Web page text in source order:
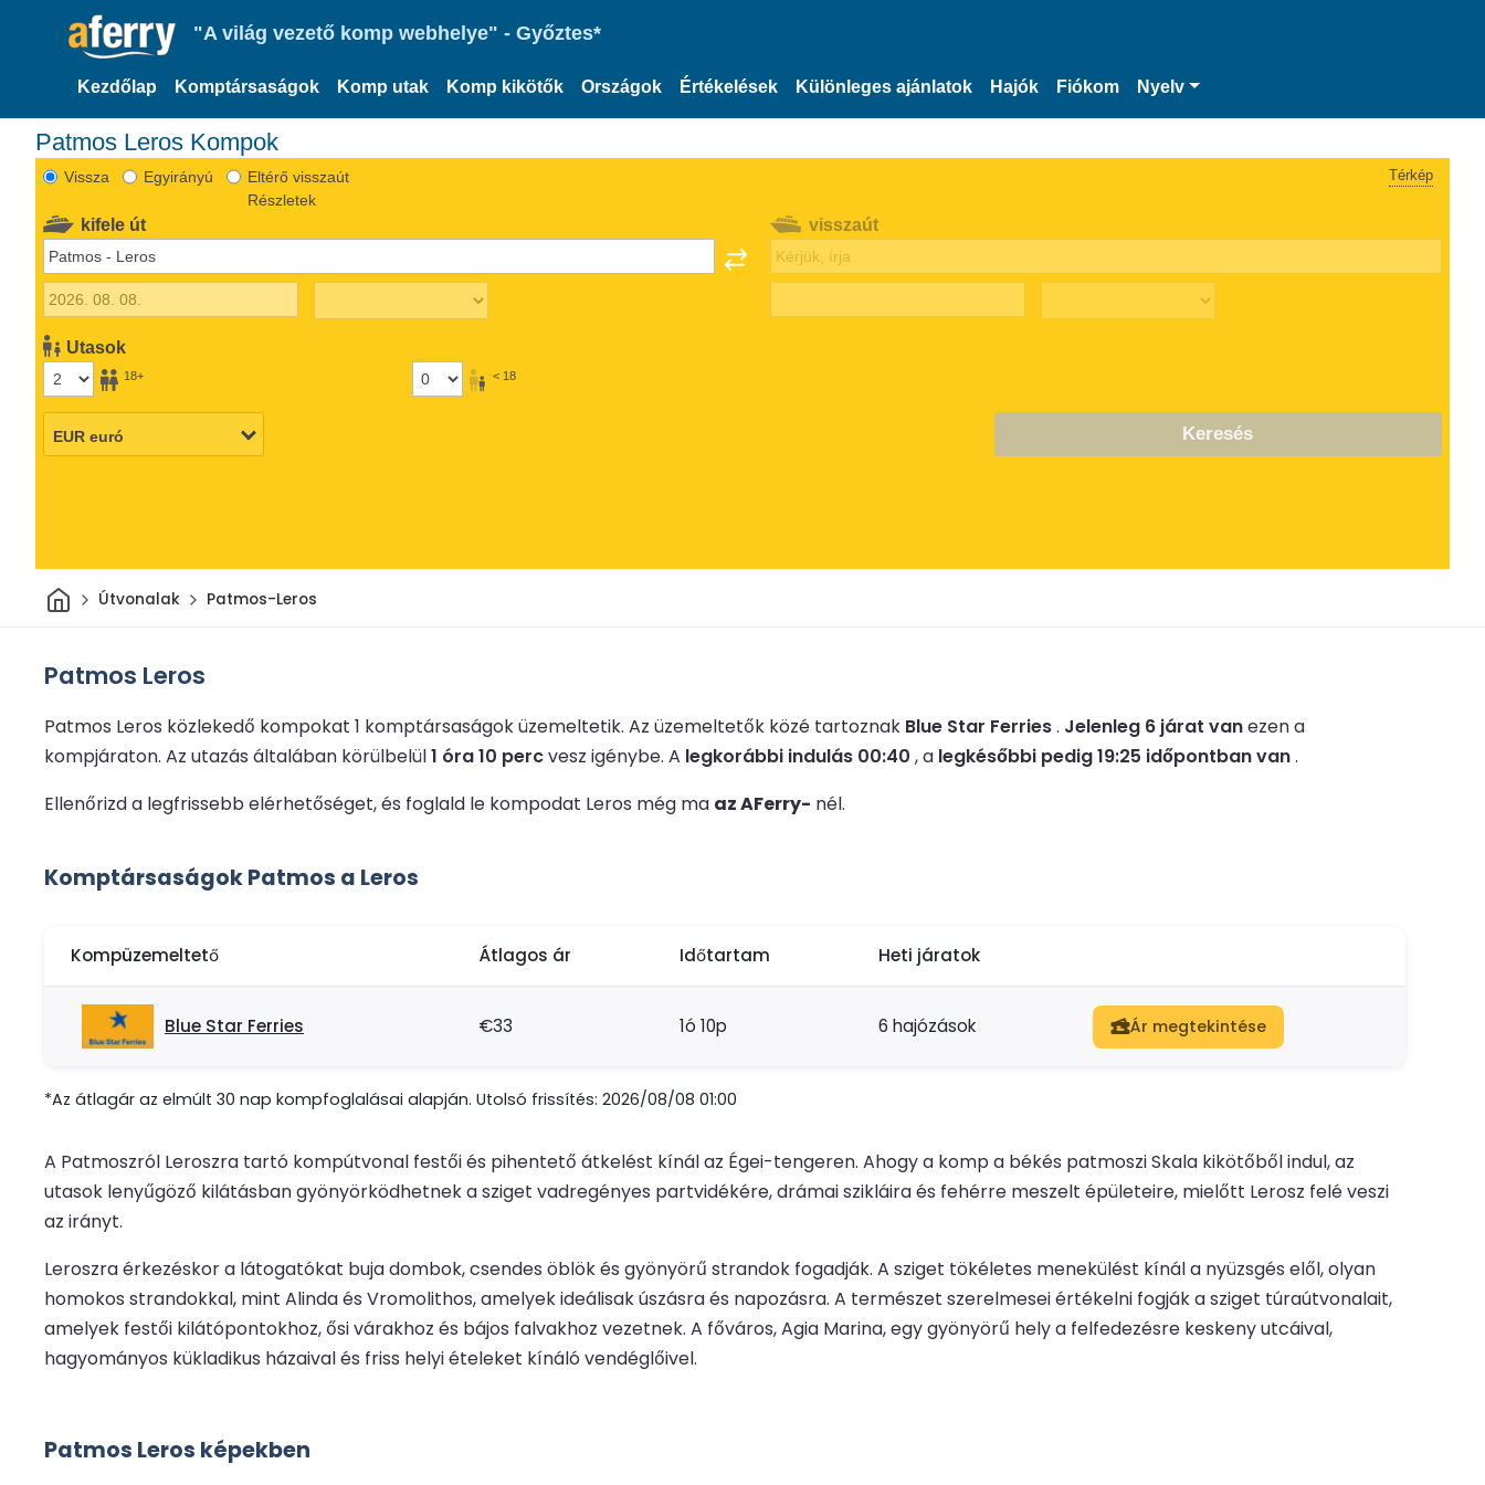
"A világ vezető komp webhelye" - Győztes*
Kezdőlap Komptársaságok Komp utak Komp kikötők Országok Értékelések Különleges ajánlatok Hajók Fiókom Nyelv
Patmos Leros Kompok
Vissza Egyirányú
Eltérő visszaút
Részletek
Térkép
kifele út
Utasok
18+ < 18
visszaút
Keresés
Otthon
Útvonalak Patmos-Leros
Patmos Leros
Patmos Leros közlekedő kompokat 1 komptársaságok üzemeltetik. Az üzemeltetők közé tartoznak Blue Star Ferries. Jelenleg 6 járat vanezen a
kompjáraton. Az utazás általában körülbelül1 óra 10 percvesz igénybe. A legkorábbi indulás 00:40 , a legkésőbbi pedig 19:25 időpontban van.
Ellenőrizd a legfrissebb elérhetőséget, és foglald le kompodat Leros még ma az AFerry- nél.
Komptársaságok Patmos a Leros
Kompüzemeltető Átlagos ár Időtartam Heti járatok
Blue Star Ferries €33 1ó 10p 6 hajózások Ár megtekintése
*Az átlagár az elmúlt 30 nap kompfoglalásai alapján. Utolsó frissítés: 2026/08/08 01:00
A Patmoszról Leroszra tartó kompútvonal festői és pihentető átkelést kínál az Égei-tengeren. Ahogy a komp a békés patmoszi Skala kikötőből indul, az
utasok lenyűgöző kilátásban gyönyörködhetnek a sziget vadregényes partvidékére, drámai szikláira és fehérre meszelt épületeire, mielőtt Lerosz felé veszi
az irányt.
Leroszra érkezéskor a látogatókat buja dombok, csendes öblök és gyönyörű strandok fogadják. A sziget tökéletes menekülést kínál a nyüzsgés elől, olyan
homokos strandokkal, mint Alinda és Vromolithos, amelyek ideálisak úszásra és napozásra. A természet szerelmesei értékelni fogják a sziget túraútvonalait,
amelyek festői kilátópontokhoz, ősi várakhoz és bájos falvakhoz vezetnek. A főváros, Agia Marina, egy gyönyörű hely a felfedezésre keskeny utcáival,
hagyományos kükladikus házaival és friss helyi ételeket kínáló vendéglőivel.
Patmos Leros képekben